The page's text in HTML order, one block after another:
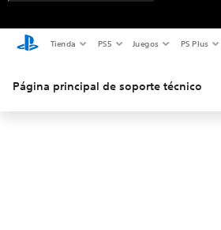
Tienda PS5 Juegos PS Plus
Página principal de soporte técnico